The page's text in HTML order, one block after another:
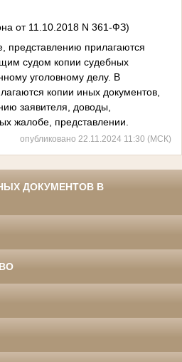
от 11.10.2018 N 361-ФЗ)
представлению прилагаются
судом копии судебных
уголовному делу. В
копии иных документов,
заявителя, доводы,
жалобе, представлении.
опубликовано 22.11.2024 11:30 (МСК)
ДОКУМЕНТОВ В